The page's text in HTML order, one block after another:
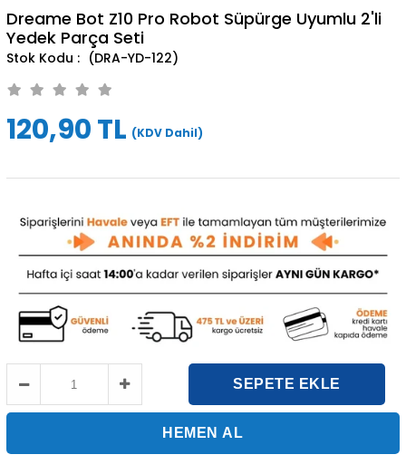
Dreame Bot Z10 Pro Robot Süpürge Uyumlu 2'li
Yedek Parça Seti
(DRA-YD-122)
120,90 TL (KDV Dahil)